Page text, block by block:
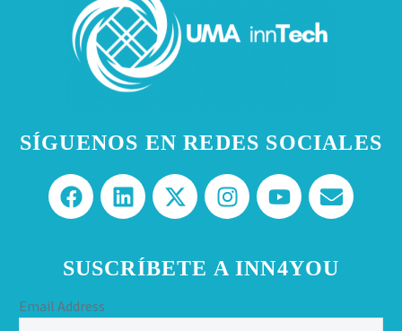
SÍGUENOS EN REDES SOCIALES
SUSCRÍBETE A INN4YOU
Email Address